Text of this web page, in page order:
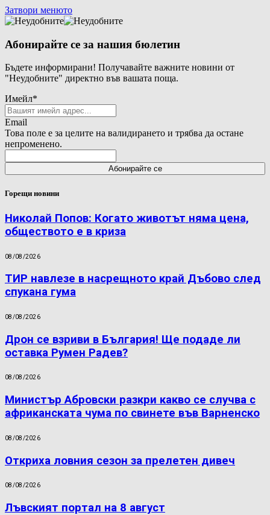
Затвори менюто
Абонирайте се за нашия бюлетин
Бъдете информирани! Получавайте важните новини от
"Неудобните" директно във вашата поща.
Имейл*
Email
Това поле е за целите на валидирането и трябва да остане
непроменено.
Горещи новини
Николай Попов: Когато животът няма цена,
обществото е в криза
08/08/2026
ТИР навлезе в насрещното край Дъбово след
спукана гума
08/08/2026
Дрон се взриви в България! Ще подаде ли
оставка Румен Радев?
08/08/2026
Министър Абровски разкри какво се случва с
африканската чума по свинете във Варненско
08/08/2026
Откриха ловния сезон за прелетен дивеч
08/08/2026
Лъвският портал на 8 август